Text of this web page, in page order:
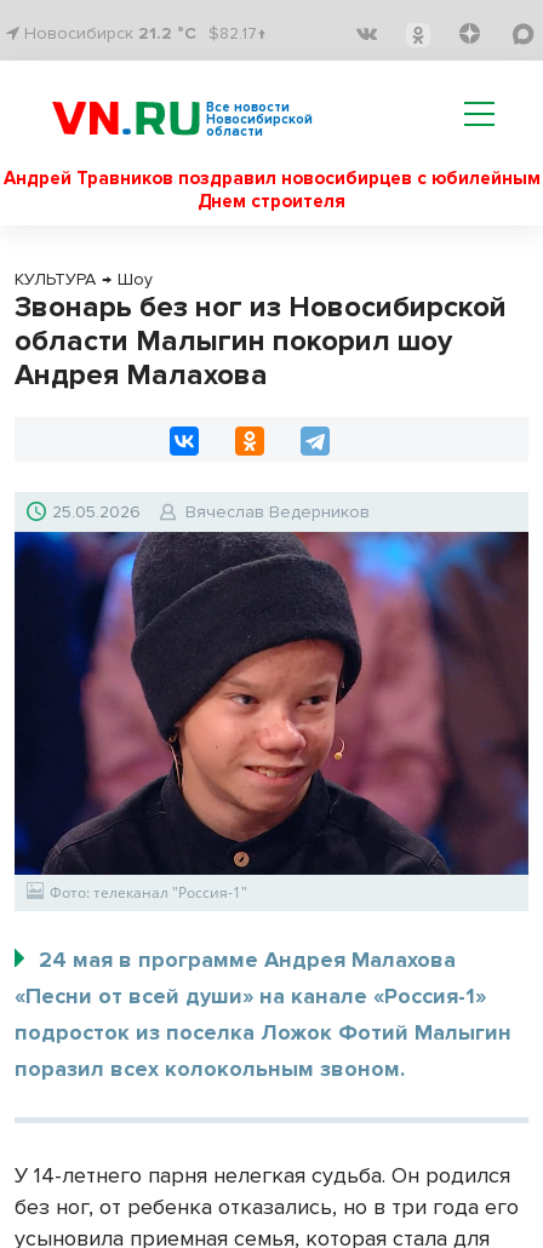
Новосибирск 21.2 °C $82.17↑
Все новости
Новосибирской
области
Андрей Травников поздравил новосибирцев с юбилейным
Днем строителя
КУЛЬТУРА → Шоу
Звонарь без ног из Новосибирской
области Малыгин покорил шоу
Андрея Малахова
25.05.2026 Вячеслав Ведерников
Фото: телеканал "Россия-1"
24 мая в программе Андрея Малахова
«Песни от всей души» на канале «Россия-1»
подросток из поселка Ложок Фотий Малыгин
поразил всех колокольным звоном.
У 14-летнего парня нелегкая судьба. Он родился
без ног, от ребенка отказались, но в три года его
усыновила приемная семья, которая стала для